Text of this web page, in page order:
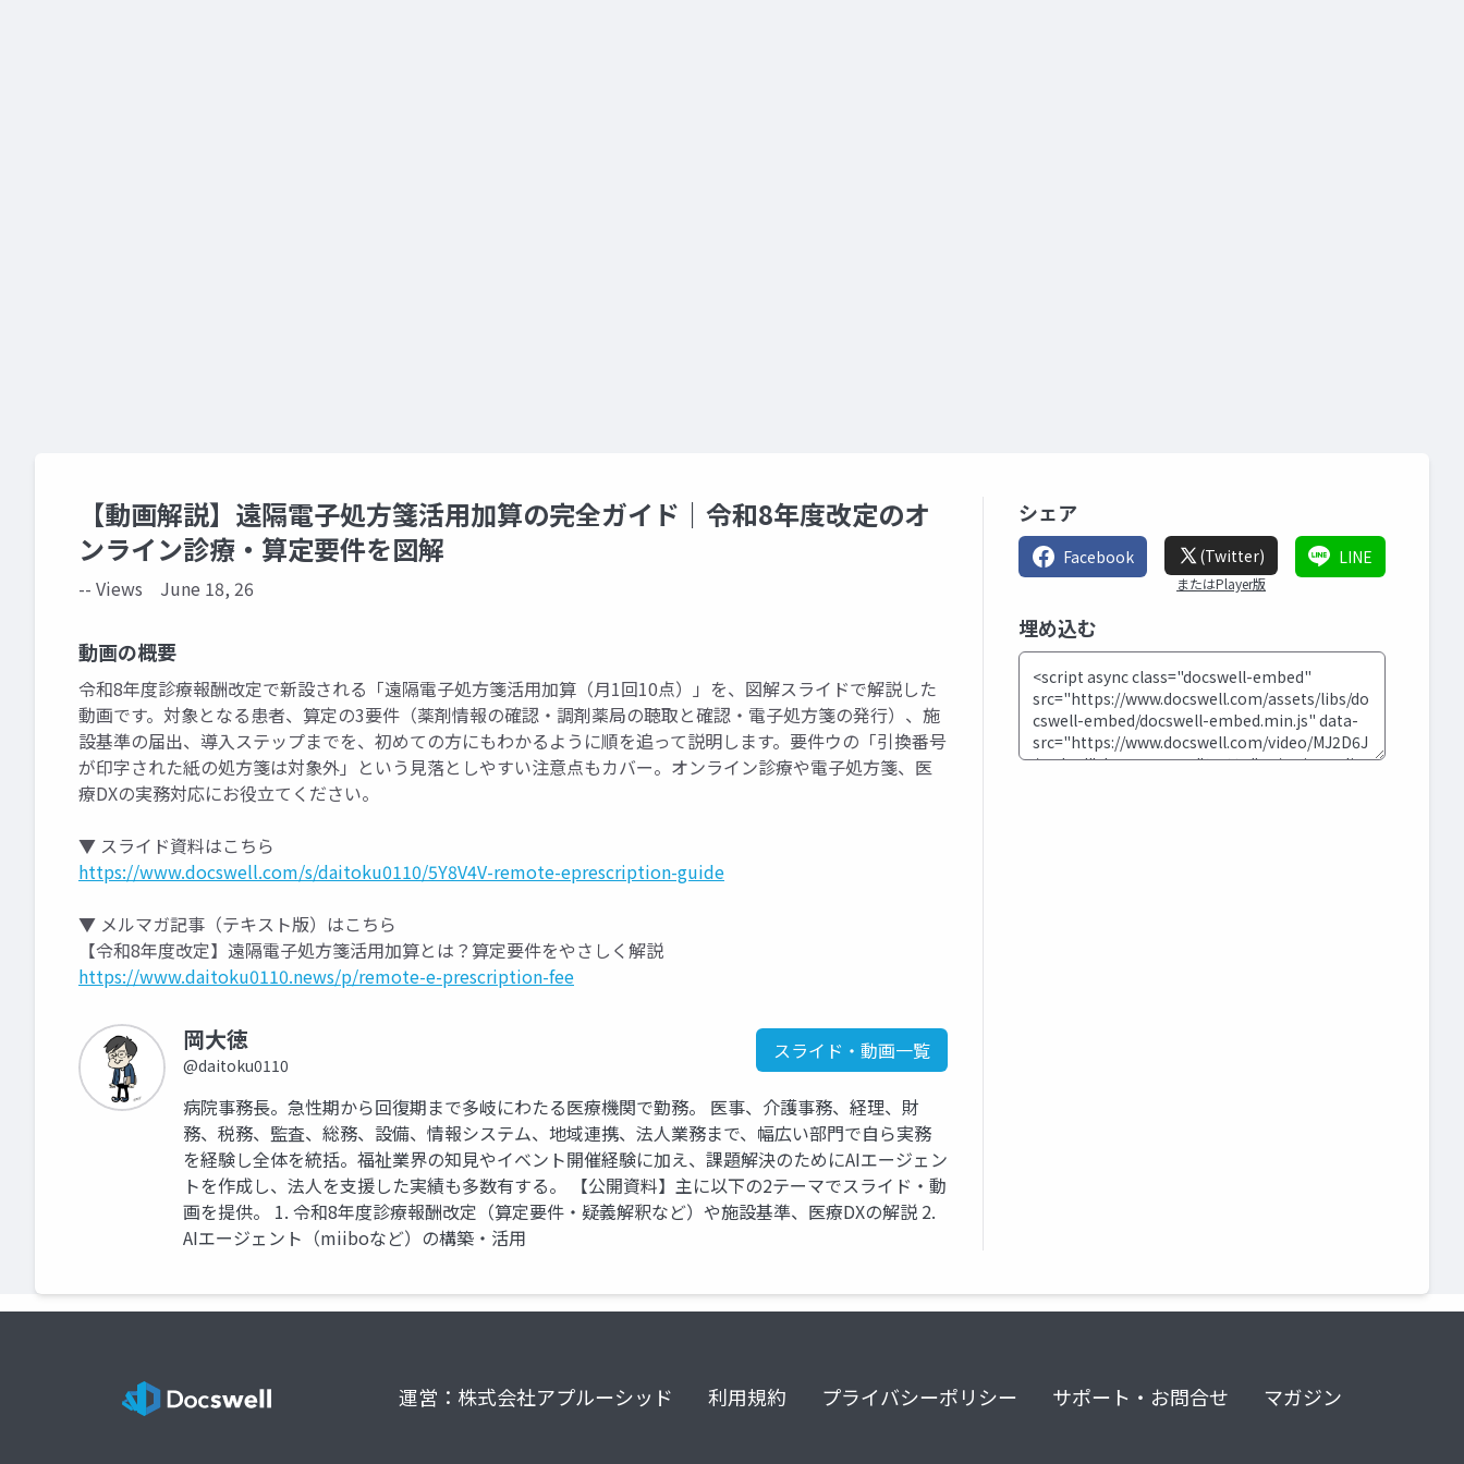
【動画解説】遠隔電子処方箋活用加算の完全ガイド｜令和8年度改定のオ
ンライン診療・算定要件を図解
-- Views June 18, 26
動画の概要
令和8年度診療報酬改定で新設される「遠隔電子処方箋活用加算（月1回10点）」を、図解スライドで解説した
動画です。対象となる患者、算定の3要件（薬剤情報の確認・調剤薬局の聴取と確認・電子処方箋の発行）、施
設基準の届出、導入ステップまでを、初めての方にもわかるように順を追って説明します。要件ウの「引換番号
が印字された紙の処方箋は対象外」という見落としやすい注意点もカバー。オンライン診療や電子処方箋、医
療DXの実務対応にお役立てください。
▼ スライド資料はこちら
https://www.docswell.com/s/daitoku0110/5Y8V4V-remote-eprescription-guide
▼ メルマガ記事（テキスト版）はこちら
【令和8年度改定】遠隔電子処方箋活用加算とは？算定要件をやさしく解説
https://www.daitoku0110.news/p/remote-e-prescription-fee
岡大徳
@daitoku0110
スライド・動画一覧
病院事務長。急性期から回復期まで多岐にわたる医療機関で勤務。 医事、介護事務、経理、財
務、税務、監査、総務、設備、情報システム、地域連携、法人業務まで、幅広い部門で自ら実務
を経験し全体を統括。福祉業界の知見やイベント開催経験に加え、課題解決のためにAIエージェン
トを作成し、法人を支援した実績も多数有する。 【公開資料】主に以下の2テーマでスライド・動
画を提供。 1. 令和8年度診療報酬改定（算定要件・疑義解釈など）や施設基準、医療DXの解説 2.
AIエージェント（miiboなど）の構築・活用
シェア
Facebook (Twitter)
またはPlayer版
LINE
埋め込む
運営：株式会社アプルーシッド 利用規約 プライバシーポリシー サポート・お問合せ マガジン